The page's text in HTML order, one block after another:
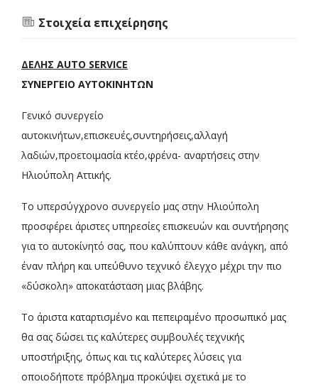
Στοιχεία επιχείρησης
ΔΕΛΗΣ AUTO SERVICE
ΣΥΝΕΡΓΕΙΟ ΑΥΤΟΚΙΝΗΤΩΝ
Γενικό συνεργείο
αυτοκινήτων,επισκευές,συντηρήσεις,αλλαγή
λαδιών,προετοιμασία κτέο,φρένα- αναρτήσεις στην
Ηλιούπολη Αττικής.
Το υπερσύγχρονο συνεργείο μας στην Ηλιούπολη
προσφέρει άριστες υπηρεσίες επισκευών και συντήρησης
για το αυτοκίνητό σας, που καλύπτουν κάθε ανάγκη, από
έναν πλήρη και υπεύθυνο τεχνικό έλεγχο μέχρι την πιο
«δύσκολη» αποκατάσταση μιας βλάβης.
Το άριστα καταρτισμένο και πεπειραμένο προσωπικό μας
θα σας δώσει τις καλύτερες συμβουλές τεχνικής
υποστήριξης, όπως και τις καλύτερες λύσεις για
οποιοδήποτε πρόβλημα προκύψει σχετικά με το